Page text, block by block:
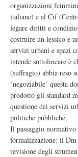
organizzazioni
italiane) e al Cif
legare diritti e
costruire un lessico e
servizi urbani e spazi
intende sottolineare è
(suffragio) abbia reso
’negoziabile’ questa
prodotto gli standard
questione dei servizi
politiche pubbliche.
Il passaggio
formalizzazione: il Dm
revisione degli